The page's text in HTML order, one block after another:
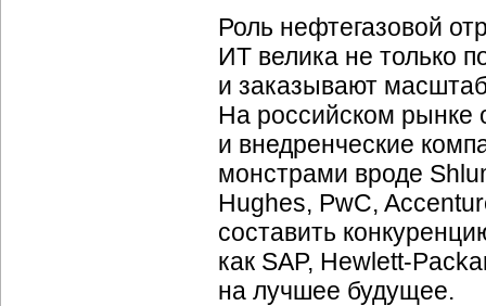
Роль нефтегазовой
ИТ велика не только
и заказывают
На российском рынке
и внедренческие
монстрами вроде
Hughes, PwC,
составить
как SAP, Hewlett-
на лучшее будущее.